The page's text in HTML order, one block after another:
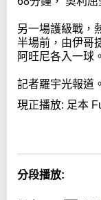
另一場護級戰，
半場前，由伊哥
阿旺尼各入一球。
記者羅宇光報道。
現正播放: 足本
分段播放: